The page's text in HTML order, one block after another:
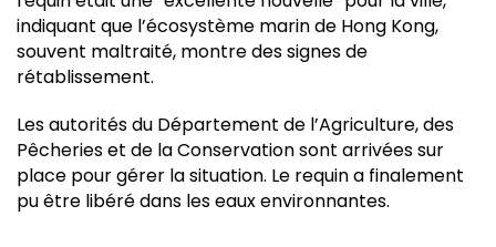
indiquant que l’écosystème marin de Hong Kong,
souvent maltraité, montre des signes de
rétablissement.
Les autorités du Département de l’Agriculture, des
Pêcheries et de la Conservation sont arrivées sur
place pour gérer la situation. Le requin a finalement
pu être libéré dans les eaux environnantes.